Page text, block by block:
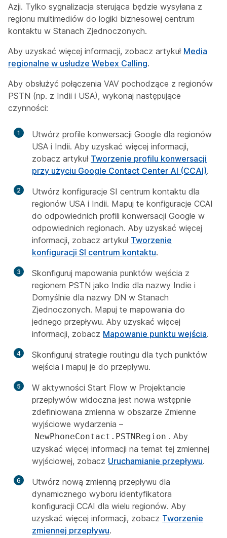
Azji. Tylko sygnalizacja sterująca będzie wysyłana z
regionu multimediów do logiki biznesowej centrum
kontaktu w Stanach Zjednoczonych.
Aby uzyskać więcej informacji, zobacz artykuł Media
regionalne w usłudze Webex Calling.
Aby obsłużyć połączenia VAV pochodzące z regionów
PSTN (np. z Indii i USA), wykonaj następujące
czynności:
1
Utwórz profile konwersacji Google dla regionów
USA i Indii. Aby uzyskać więcej informacji,
zobacz artykuł Tworzenie profilu konwersacji
przy użyciu Google Contact Center AI (CCAI).
2
Utwórz konfiguracje SI centrum kontaktu dla
regionów USA i Indii. Mapuj te konfiguracje CCAI
do odpowiednich profili konwersacji Google w
odpowiednich regionach. Aby uzyskać więcej
informacji, zobacz artykuł Tworzenie
konfiguracji SI centrum kontaktu.
3
Skonfiguruj mapowania punktów wejścia z
regionem PSTN jako Indie dla nazwy Indie i
Domyślnie dla nazwy DN w Stanach
Zjednoczonych. Mapuj te mapowania do
jednego przepływu. Aby uzyskać więcej
informacji, zobacz Mapowanie punktu wejścia.
4
Skonfiguruj strategie routingu dla tych punktów
wejścia i mapuj je do przepływu.
5
W aktywności Start Flow w Projektancie
przepływów widoczna jest nowa wstępnie
zdefiniowana zmienna w obszarze Zmienne
wyjściowe wydarzenia –
NewPhoneContact.PSTNRegion . Aby
uzyskać więcej informacji na temat tej zmiennej
wyjściowej, zobacz Uruchamianie przepływu.
6
Utwórz nową zmienną przepływu dla
dynamicznego wyboru identyfikatora
konfiguracji CCAI dla wielu regionów. Aby
uzyskać więcej informacji, zobacz Tworzenie
zmiennej przepływu.